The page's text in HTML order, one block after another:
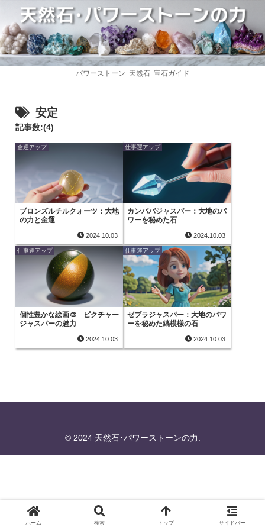
パワーストーン･天然石･宝石ガイド
安定
記事数:(4)
金運アップ
ブロンズルチルクォーツ：大地
の力と金運
2024.10.03
仕事運アップ
カンババジャスパー：大地のパ
ワーを秘めた石
2024.10.03
仕事運アップ
個性豊かな絵画🎨 ピクチャー
ジャスパーの魅力
2024.10.03
仕事運アップ
ゼブラジャスパー：大地のパワ
ーを秘めた縞模様の石
2024.10.03
© 2024 天然石･パワーストーンの力.
ホーム 検索 トップ サイドバー